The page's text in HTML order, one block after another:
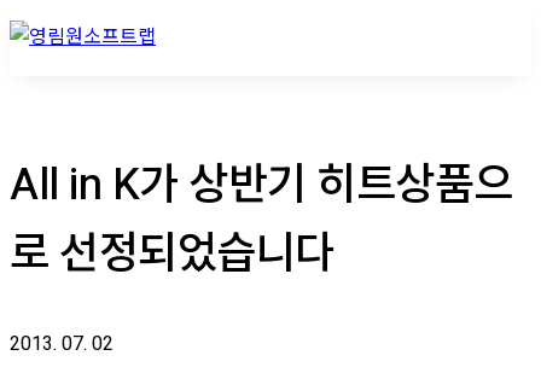
All in K가 상반기 히트상품으
로 선정되었습니다
2013. 07. 02